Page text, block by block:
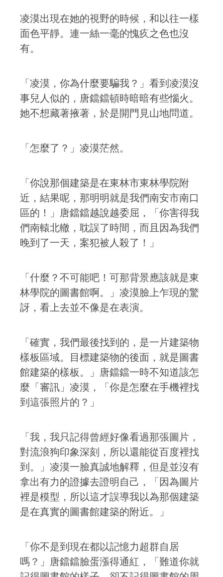
凌漠出現在她的視野的時候，和以往一樣
面色平靜。連一絲一毫的愧疚之色也沒
有。
「凌漠，你為什麼要騙我？」看到凌漠沒
事兒人似的，唐鐺鐺頓時暗暗有些惱火。
她不想藏著掖著，於是開門見山地問道。
「怎麼了？」凌漠茫然。
「你說那個建築是在東林市東林學院附
近，結果呢，那明明就是我們南安市南口
區的！」唐鐺鐺越說越委屈，「你害得我
們南轅北轍，耽誤了時間，而且因為我們
晚到了一天，案犯被人殺了！」
「什麼？不可能吧！可那背景應該就是東
林學院的圖書館啊。」凌漠臉上乍現的驚
訝，看上去並不像是在表演。
「確實，我們最後找到的，是一片建築物
樣板區域。目標建築物的後面，就是圖書
館建築的樣板。」唐鐺鐺一時不知道該怎
麼「審訊」凌漠，「你是怎麼在手機裡找
到這張照片的？」
「我，我只記得曾經好像看過那張圖片，
對流浪狗印象深刻，所以還能從百度裡找
到。」凌漠一臉真誠地解釋，但是並沒有
拿出有力的證據去證明自己，「因為圖片
裡是模型，所以這才誤導我以為那個建築
是在真實的圖書館建築的附近。」
「你不是到現在都以記憶力超群自居
嗎？」唐鐺鐺臉蛋漲得通紅，「難道你就